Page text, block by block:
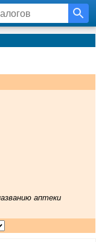
аптеки